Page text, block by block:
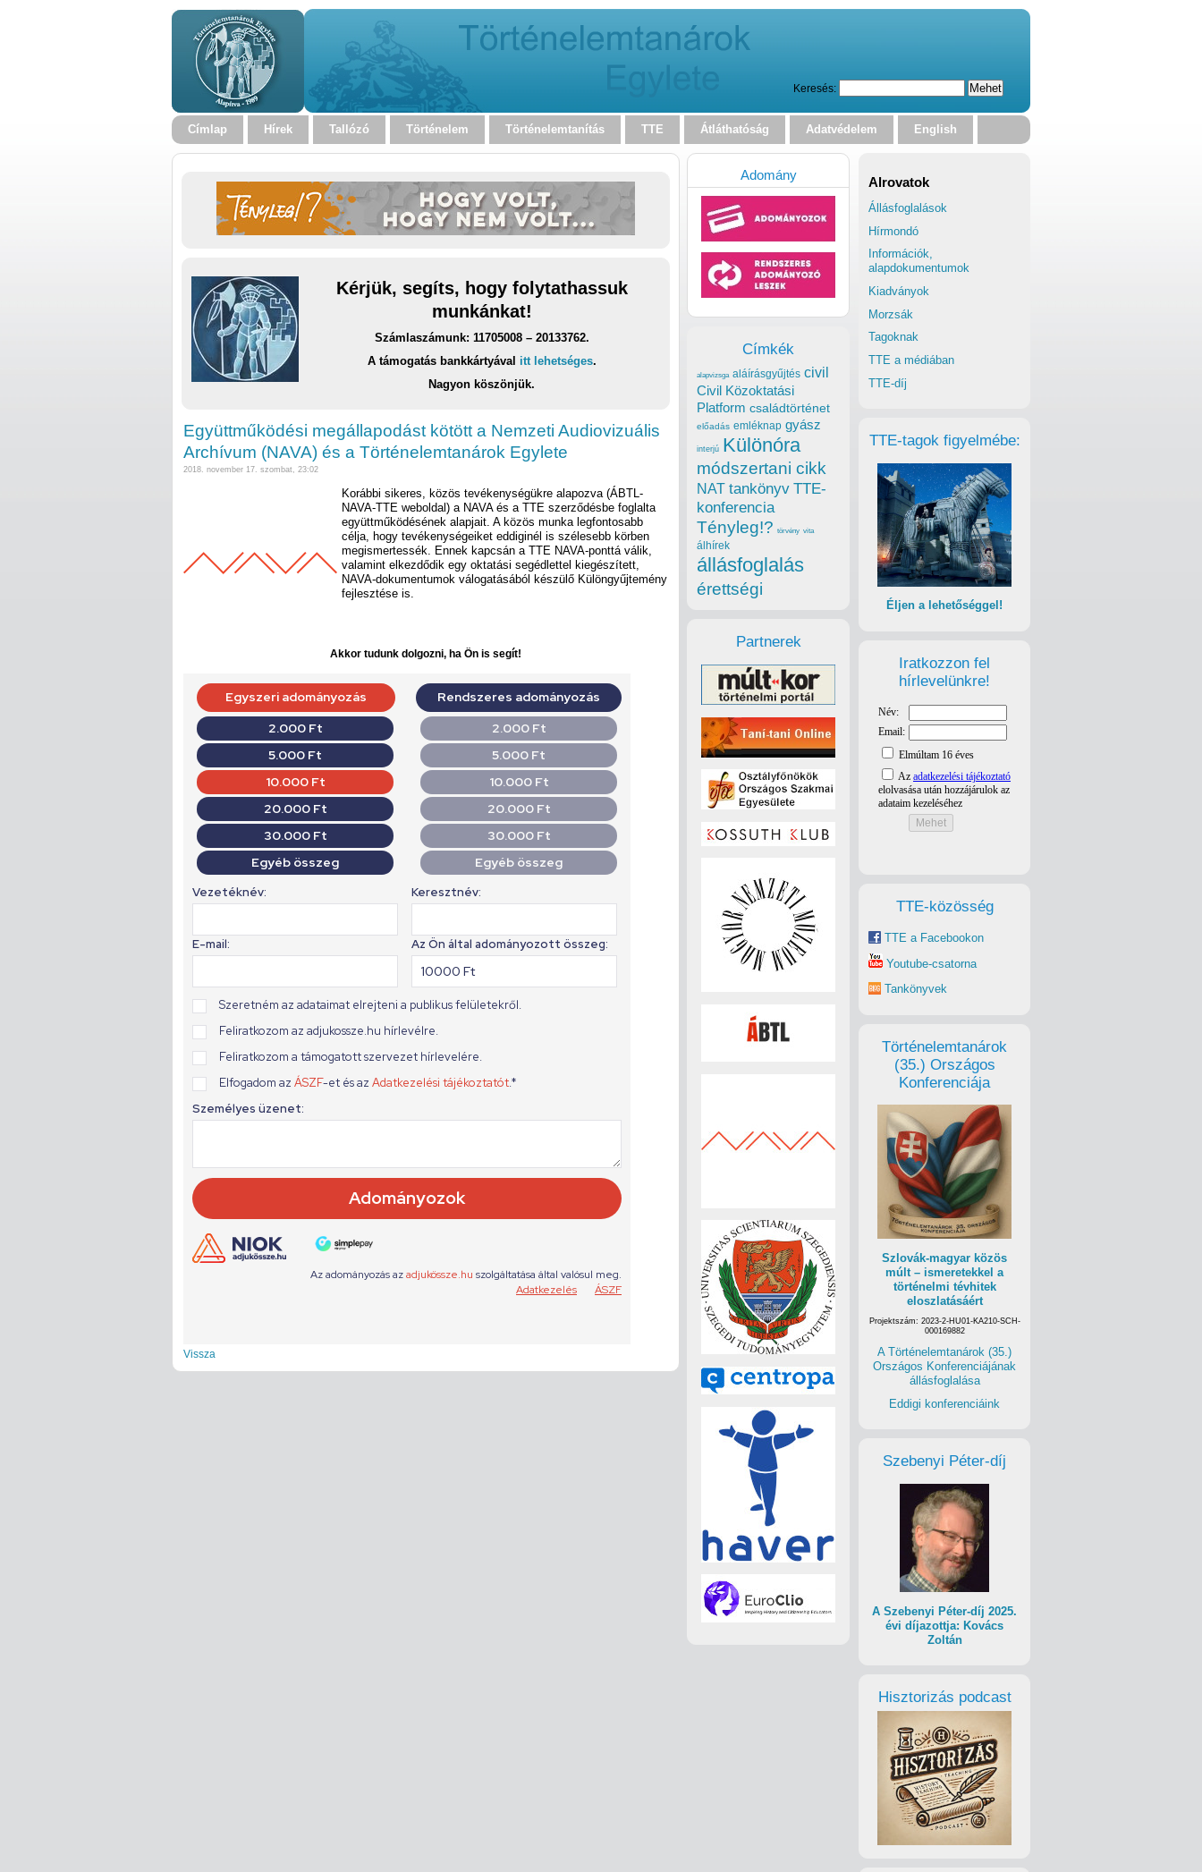
Keresés:
Címlap Hírek Tallózó Történelem Történelemtanítás TTE Átláthatóság Adatvédelem English
Kérjük, segíts, hogy folytathassuk
munkánkat!
Számlaszámunk: 11705008 – 20133762.
A támogatás bankkártyával itt lehetséges.
Nagyon köszönjük.
Együttműködési megállapodást kötött a Nemzeti Audiovizuális
Archívum (NAVA) és a Történelemtanárok Egylete
2018. november 17. szombat, 23:02
Korábbi sikeres, közös tevékenységükre alapozva (ÁBTL-
NAVA-TTE weboldal) a NAVA és a TTE szerződésbe foglalta
együttműködésének alapjait. A közös munka legfontosabb
célja, hogy tevékenységeiket eddiginél is szélesebb körben
megismertessék. Ennek kapcsán a TTE NAVA-ponttá válik,
valamint elkezdődik egy oktatási segédlettel kiegészített,
NAVA-dokumentumok válogatásából készülő Különgyűjtemény
fejlesztése is.
Akkor tudunk dolgozni, ha Ön is segít!
Vissza
Alrovatok
Állásfoglalások
Hírmondó
Információk,
alapdokumentumok
Kiadványok
Morzsák
Tagoknak
TTE a médiában
TTE-díj
TTE-tagok figyelmébe:
Éljen a lehetőséggel!
Iratkozzon fel
hírlevelünkre!
TTE-közösség
TTE a Facebookon
Youtube-csatorna
Tankönyvek
Történelemtanárok
(35.) Országos
Konferenciája
Szlovák-magyar közös
múlt – ismeretekkel a
történelmi tévhitek
eloszlatásáért
Projektszám: 2023-2-HU01-KA210-SCH-
000169882
A Történelemtanárok (35.)
Országos Konferenciájának
állásfoglalása
Eddigi konferenciáink
Szebenyi Péter-díj
A Szebenyi Péter-díj 2025.
évi díjazottja: Kovács
Zoltán
Hisztorizás podcast
Adomány
Címkék
alapvizsga aláírásgyűjtés civil
Civil Közoktatási
Platform családtörténet
előadás emléknap gyász
interjú Különóra
módszertani cikk
NAT tankönyv TTE-
konferencia
Tényleg!? törvény vita
álhírek
állásfoglalás
érettségi
Partnerek